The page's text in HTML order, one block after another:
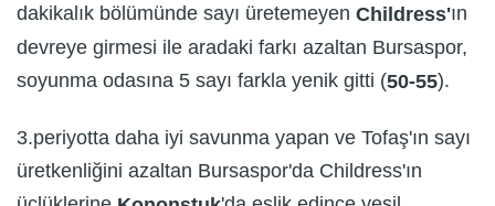
dakikalık bölümünde sayı üretemeyen Childress'ın
devreye girmesi ile aradaki farkı azaltan Bursaspor,
soyunma odasına 5 sayı farkla yenik gitti (50-55).
3.periyotta daha iyi savunma yapan ve Tofaş'ın sayı
üretkenliğini azaltan Bursaspor'da Childress'ın